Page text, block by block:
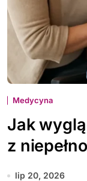
Medycyna
Jak
z
lip 20, 2026